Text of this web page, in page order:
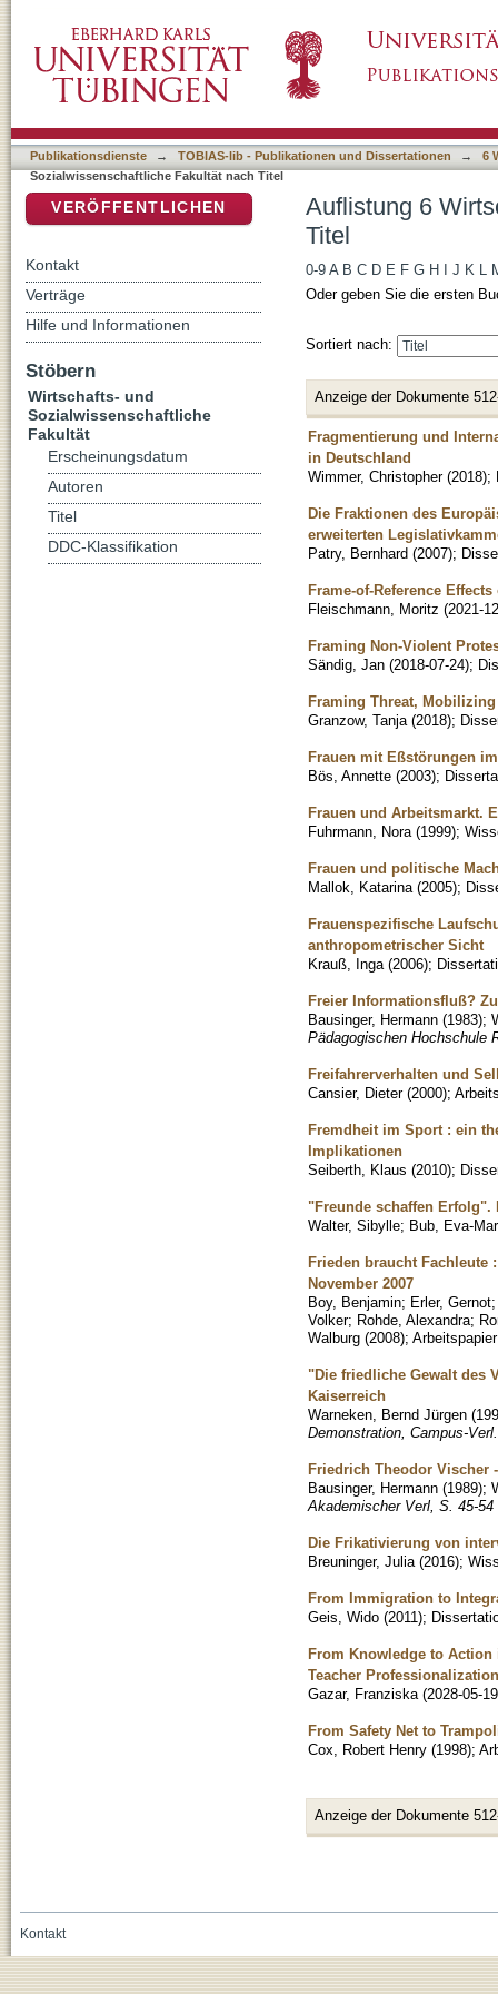
Publikationsdienste → TOBIAS-lib - Publikationen und Dissertationen →
6
Sozialwissenschaftliche Fakultät nach Titel
Auflistung 6
Titel
0-9 A B C D E F G H J K L
Oder geben Sie die ersten
Sortiert nach:
Anzeige der Dokumente
Fragmentierung und
in Deutschland
Wimmer, Christopher (2018);
Die Fraktionen des
erweiterten
Patry, Bernhard (2007);
Frame-of-Reference
Fleischmann, Moritz (2021-
Framing Non-Violent
Sändig, Jan (2018-07-24);
Framing Threat,
Granzow, Tanja (2018);
Frauen mit Eßstörungen
Bös, Annette (2003);
Frauen und Arbeitsmarkt.
Fuhrmann, Nora (1999);
Frauen und politische
Mallok, Katarina (2005);
Frauenspezifische
anthropometrischer Sicht
Krauß, Inga (2006);
Freier Informationsfluß?
Bausinger, Hermann (1983);
Pädagogischen Hochschule
Freifahrerverhalten und
Cansier, Dieter (2000);
Fremdheit im Sport : ein
Implikationen
Seiberth, Klaus (2010);
"Freunde schaffen Erfolg".
Walter, Sibylle; Bub, Eva-
Frieden braucht
November 2007
Boy, Benjamin; Erler, Gernot
Volker; Rohde, Alexandra;
Walburg (2008); Arbeitspapier
"Die friedliche Gewalt des
Kaiserreich
Warneken, Bernd Jürgen (
Demonstration, Campus-
Friedrich Theodor Vischer
Bausinger, Hermann (1989);
Akademischer Verl, S. 45-54
Die Frikativierung von
Breuninger, Julia (2016);
From Immigration to
Geis, Wido (2011);
From Knowledge to Action
Teacher Professionalization
Gazar, Franziska (2028-05-19
From Safety Net to
Cox, Robert Henry (1998);
Anzeige der Dokumente
VERÖFFENTLICHEN
Kontakt
Verträge
Hilfe und Informationen
Stöbern
Wirtschafts- und
Sozialwissenschaftliche
Fakultät
Erscheinungsdatum
Autoren
Titel
DDC-Klassifikation
Kontakt